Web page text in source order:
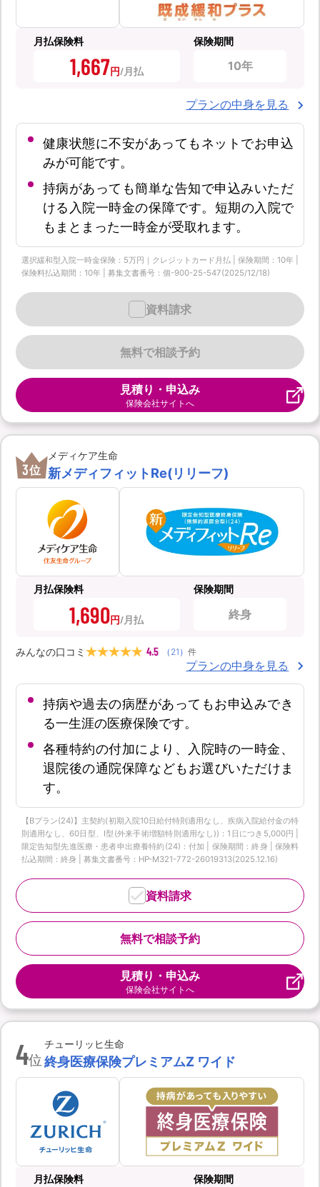
月払保険料
1,667円
保険期間
10年
プランの中身を見る
健康状態に不安があってもネットでお申込
みが可能です。
持病があっても簡単な告知で申込みいただ
ける入院一時金の保障です。短期の入院で
もまとまった一時金が受取れます。
選択緩和型入院一時金保険：5万円｜クレジットカード月払 | 保険期間：10年 |
保険料払込期間：10年 | 募集文書番号：個-900-25-547(2025/12/18)
無料で相談予約
資料請求
見積り・申込み
保険会社サイトへ
3位
メディケア生命
新メディフィットRe(リリーフ)
月払保険料
1,690円
保険期間
終身
みんなの口コミ 4.5 （ 21 ） 件
プランの中身を見る
持病や過去の病歴があってもお申込みでき
る一生涯の医療保険です。
各種特約の付加により、入院時の一時金、
退院後の通院保障などもお選びいただけま
す。
【Bプラン(24)】主契約(初期入院10日給付特則適用なし、疾病入院給付金の特
則適用なし、60日型、Ⅰ型(外来手術増額特則適用なし))：1日につき5,000円 |
限定告知型先進医療・患者申出療養特約(24)：付加 | 保険期間：終身 | 保険料
払込期間：終身 | 募集文書番号：HP-M321-772-26019313(2025.12.16)
無料で相談予約
資料請求
見積り・申込み
保険会社サイトへ
4位
チューリッヒ生命
終身医療保険プレミアムZ ワイド
月払保険料 保険期間